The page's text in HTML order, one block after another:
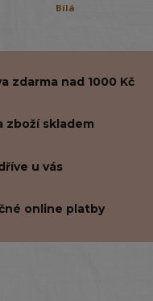
Bílá
zdarma nad 1000 Kč
zboží skladem
u vás
online platby